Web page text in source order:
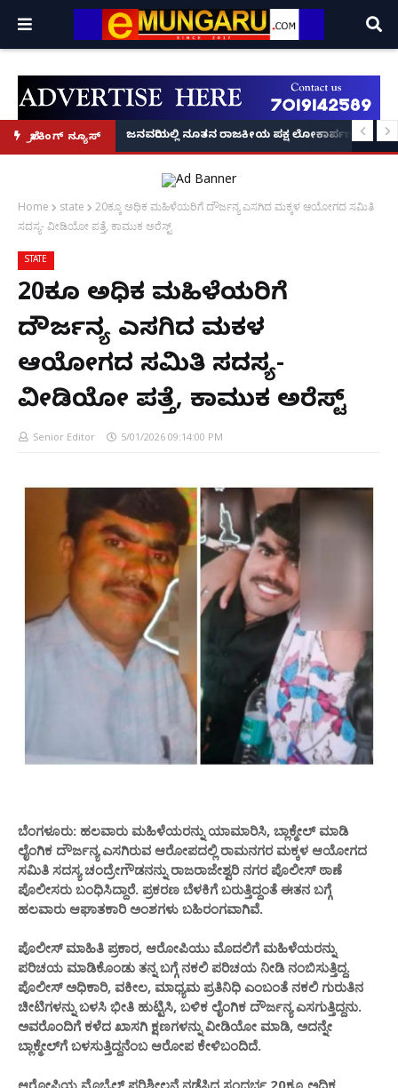
ಬ್ರೇಕಿಂಗ್ ನ್ಯೂಸ್
ಕಥೆ!
8 ಅಡಿಗೂ ಹೆಚ್ಚು ಉದ್ದದ ಕೂದಲು ಬೆಳೆಸಿ ಗಿನ್ನಿಸ್ ವಿಶ್ವ ದಾಖಲೆ ಬರೆದ ಭಾರತದ ರೇಣು
ಜನವರಿಯಲ್ಲಿ ನೂತನ ರಾಜಕೀಯ ಪಕ್ಷ ಲೋಕಾರ್ಪಣೆ – ನಟ
Home state
20ಕ್ಕೂ ಅಧಿಕ ಮಹಿಳೆಯರಿಗೆ ದೌರ್ಜನ್ಯ ಎಸಗಿದ ಮಕ್ಕಳ ಆಯೋಗದ ಸಮಿತಿ
ಸದಸ್ಯ- ವೀಡಿಯೋ ಪತ್ತೆ, ಕಾಮುಕ ಅರೆಸ್ಟ್
STATE
20ಕ್ಕೂ ಅಧಿಕ ಮಹಿಳೆಯರಿಗೆ
ದೌರ್ಜನ್ಯ ಎಸಗಿದ ಮಕ್ಕಳ
ಆಯೋಗದ ಸಮಿತಿ ಸದಸ್ಯ-
ವೀಡಿಯೋ ಪತ್ತೆ, ಕಾಮುಕ ಅರೆಸ್ಟ್
Senior Editor 5/01/2026 09:14:00 PM
ಬೆಂಗಳೂರು: ಹಲವಾರು ಮಹಿಳೆಯರನ್ನು ಯಾಮಾರಿಸಿ, ಬ್ಲಾಕ್ಮೇಲ್ ಮಾಡಿ
ಲೈಂಗಿಕ ದೌರ್ಜನ್ಯ ಎಸಗಿರುವ ಆರೋಪದಲ್ಲಿ ರಾಮನಗರ ಮಕ್ಕಳ ಆಯೋಗದ
ಸಮಿತಿ ಸದಸ್ಯ ಚಂದ್ರೇಗೌಡನನ್ನು ರಾಜರಾಜೇಶ್ವರಿ ನಗರ ಪೊಲೀಸ್ ಠಾಣೆ
ಪೊಲೀಸರು ಬಂಧಿಸಿದ್ದಾರೆ. ಪ್ರಕರಣ ಬೆಳಕಿಗೆ ಬರುತ್ತಿದ್ದಂತೆ ಈತನ ಬಗ್ಗೆ
ಹಲವಾರು ಆಘಾತಕಾರಿ ಅಂಶಗಳು ಬಹಿರಂಗವಾಗಿವೆ.
ಪೊಲೀಸ್ ಮಾಹಿತಿ ಪ್ರಕಾರ, ಆರೋಪಿಯು ಮೊದಲಿಗೆ ಮಹಿಳೆಯರನ್ನು
ಪರಿಚಯ ಮಾಡಿಕೊಂಡು ತನ್ನ ಬಗ್ಗೆ ನಕಲಿ ಪರಿಚಯ ನೀಡಿ ನಂಬಿಸುತ್ತಿದ್ದ.
ಪೊಲೀಸ್ ಅಧಿಕಾರಿ, ವಕೀಲ, ಮಾಧ್ಯಮ ಪ್ರತಿನಿಧಿ ಎಂಬಂತೆ ನಕಲಿ ಗುರುತಿನ
ಚೀಟಿಗಳನ್ನು ಬಳಸಿ ಭೀತಿ ಹುಟ್ಟಿಸಿ, ಬಳಿಕ ಲೈಂಗಿಕ ದೌರ್ಜನ್ಯ ಎಸಗುತ್ತಿದ್ದನು.
ಅವರೊಂದಿಗೆ ಕಳೆದ ಖಾಸಗಿ ಕ್ಷಣಗಳನ್ನು ವೀಡಿಯೋ ಮಾಡಿ, ಅದನ್ನೇ
ಬ್ಲಾಕ್ಮೇಲ್‌ಗೆ ಬಳಸುತ್ತಿದ್ದನೆಂಬ ಆರೋಪ ಕೇಳಿಬಂದಿದೆ.
ಆರೋಪಿಯ ಮೊಬೈಲ್ ಪರಿಶೀಲನೆ ನಡೆಸಿದ ಸಂದರ್ಭ 20ಕ್ಕೂ ಅಧಿಕ